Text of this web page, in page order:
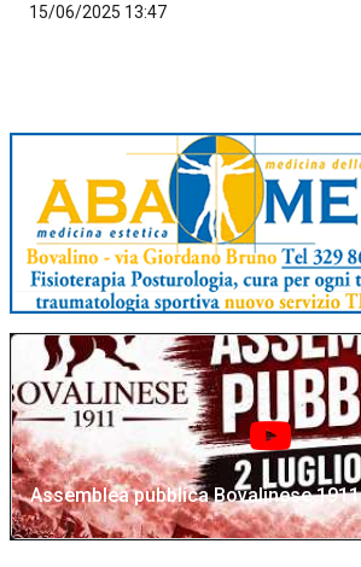
15/06/2025 13:47
Assemblea pubblica Bovalinese 1911